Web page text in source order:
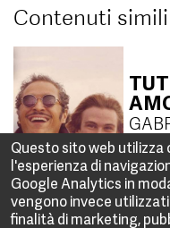
Contenuti simili
LA
Questo sito web utilizza
l'esperienza di
Google Analytics in
vengono invece
finalità di marketing,